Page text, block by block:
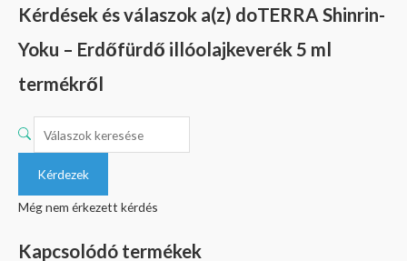
Kérdések és válaszok a(z) doTERRA Shinrin-
Yoku – Erdőfürdő illóolajkeverék 5 ml
termékről
Kérdezek
Még nem érkezett kérdés
Kapcsolódó termékek